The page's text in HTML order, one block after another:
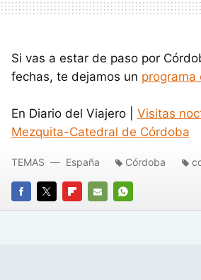
Si vas a estar de paso por
fechas, te dejamos un programa
En Diario del Viajero | Visitas
Mezquita-Catedral de Córdoba
FACEBOOK
TWITTERFLIPBOARD
E-
WHATSAPP
TEMAS España Córdoba